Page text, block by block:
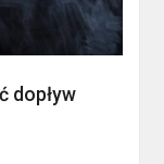
dopływ